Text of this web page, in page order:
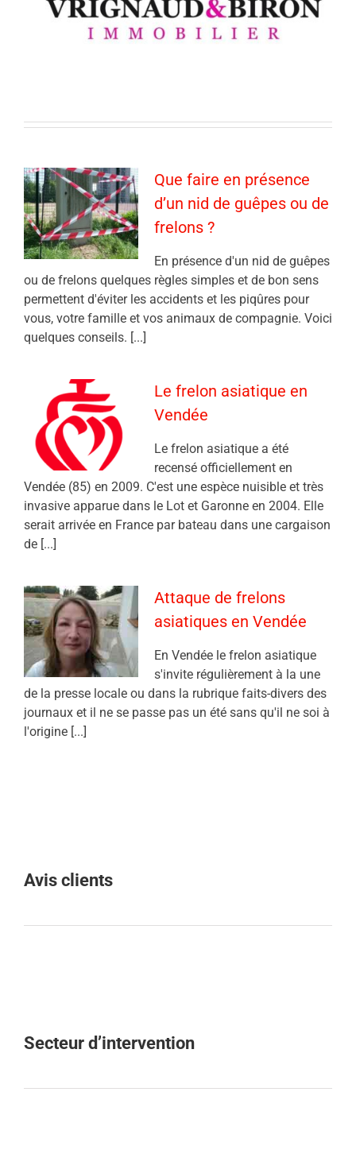
Que faire en présence
d’un nid de guêpes ou de
frelons ?
En présence d'un nid de guêpes
ou de frelons quelques règles simples et de bon sens
permettent d'éviter les accidents et les piqûres pour
vous, votre famille et vos animaux de compagnie. Voici
quelques conseils. [...]
Le frelon asiatique en
Vendée
Le frelon asiatique a été
recensé officiellement en
Vendée (85) en 2009. C'est une espèce nuisible et très
invasive apparue dans le Lot et Garonne en 2004. Elle
serait arrivée en France par bateau dans une cargaison
de [...]
Attaque de frelons
asiatiques en Vendée
En Vendée le frelon asiatique
s'invite régulièrement à la une
de la presse locale ou dans la rubrique faits-divers des
journaux et il ne se passe pas un été sans qu'il ne soi à
l'origine [...]
Avis clients
Secteur d’intervention